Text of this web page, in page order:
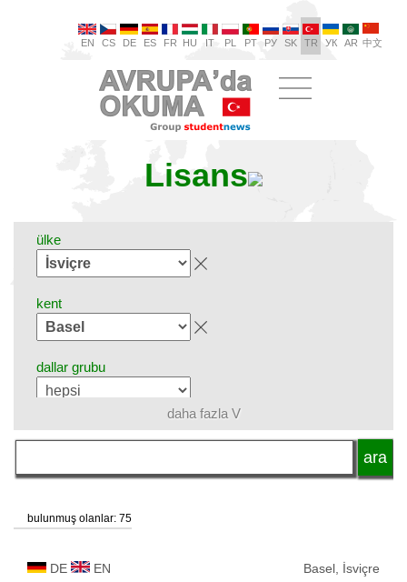
EN CS DE ES FR HU IT PL PT РУ SK TR УК AR 中文
Lisans
ülke
kent
dallar grubu
dil
okul statüsü
daha fazla V
bulunmuş olanlar: 75
DE EN Basel, İsviçre